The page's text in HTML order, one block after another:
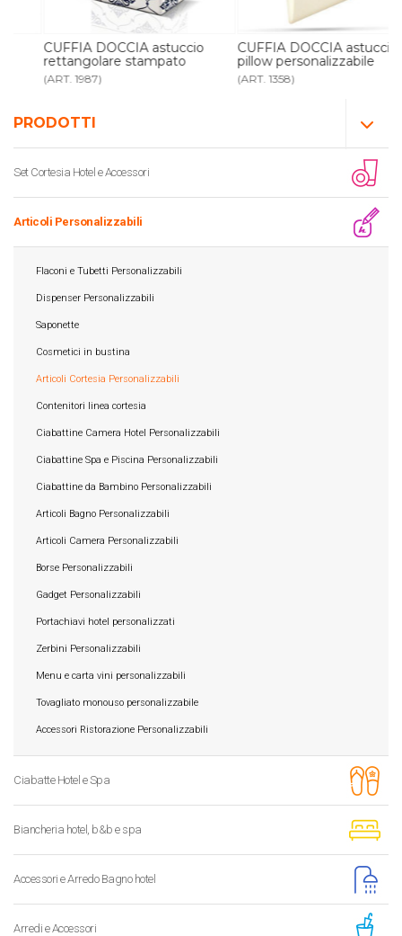
PRODOTTI
Set Cortesia Hotel e Accessori
Articoli Personalizzabili
Flaconi e Tubetti Personalizzabili
Dispenser Personalizzabili
Saponette
Cosmetici in bustina
Articoli Cortesia Personalizzabili
Contenitori linea cortesia
Ciabattine Camera Hotel Personalizzabili
Ciabattine Spa e Piscina Personalizzabili
Ciabattine da Bambino Personalizzabili
Articoli Bagno Personalizzabili
Articoli Camera Personalizzabili
Borse Personalizzabili
Gadget Personalizzabili
Portachiavi hotel personalizzati
Zerbini Personalizzabili
Menu e carta vini personalizzabili
Tovagliato monouso personalizzabile
Accessori Ristorazione Personalizzabili
Ciabatte Hotel e Spa
Biancheria hotel, b&b e spa
Accessori e Arredo Bagno hotel
Arredi e Accessori
CUFFIA DOCCIA astuccio
rettangolare stampato
(ART. 1987)
CUFFIA DOCCIA astuccio
pillow personalizzabile
(ART. 1358)